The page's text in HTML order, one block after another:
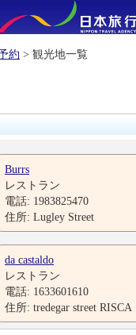
約 > 観光地一覧
Burrs
レストラン
電話: 1983825470
住所: Lugley Street
da castaldo
レストラン
電話: 1633601610
住所: tredegar street RISCA